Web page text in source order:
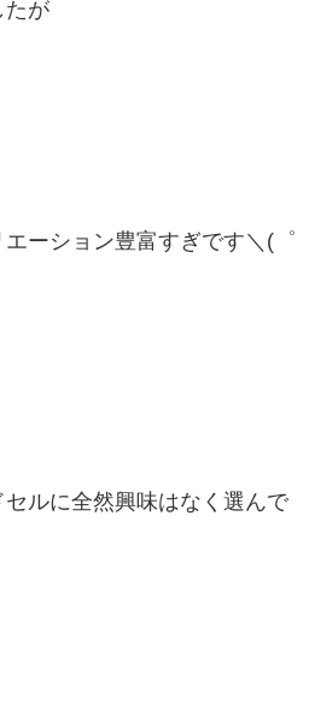
たが
ーション豊富すぎです＼(゜
ルに全然興味はなく選んで